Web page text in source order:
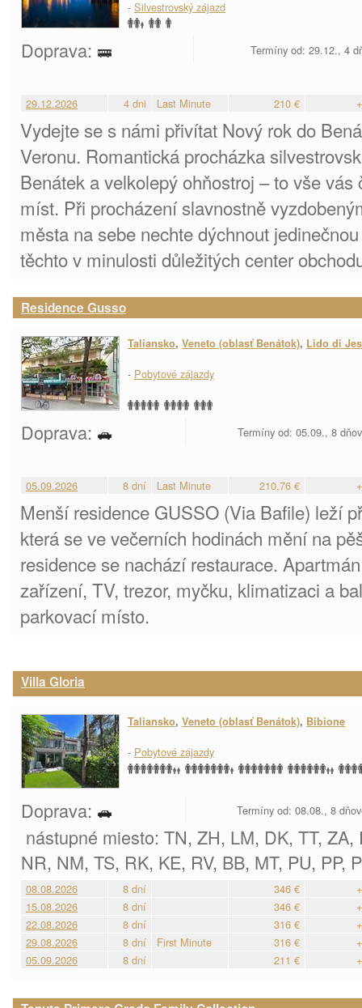
- Silvestrovský zájazd
Doprava: Termíny od: 29.12., 4
29.12.2026 4 dni Last Minute 210 €
Vydejte se s námi přivítat Nový rok do
Veronu. Romantická procházka
Benátek a velkolepý ohňostroj – to vše
míst. Při procházení slavnostně
města na sebe nechte dýchnout
těchto v minulosti důležitých center
Residence Gusso
Taliansko, Veneto (oblasť Benátok), Lido di
- Pobytové zájazdy
Doprava: Termíny od: 05.09., 8
05.09.2026 8 dní Last Minute 210,76 €
Menší residence GUSSO (Via Bafile) leží
která se ve večerních hodinách mění na
residence se nachází restaurace.
zařízení, TV, trezor, myčku, klimatizaci a
parkovací místo.
Villa Gloria
Taliansko, Veneto (oblasť Benátok), Bibione
- Pobytové zájazdy
Doprava: Termíny od: 08.08., 8
nástupné miesto: TN, ZH, LM, DK, TT,
NR, NM, TS, RK, KE, RV, BB, MT, PU, PP,
08.08.2026 8 dní 346 €
15.08.2026
8 dní 346 €
22.08.2026
8 dní 316 €
29.08.2026
8 dní First Minute 316 €
05.09.2026
8 dní 211 €